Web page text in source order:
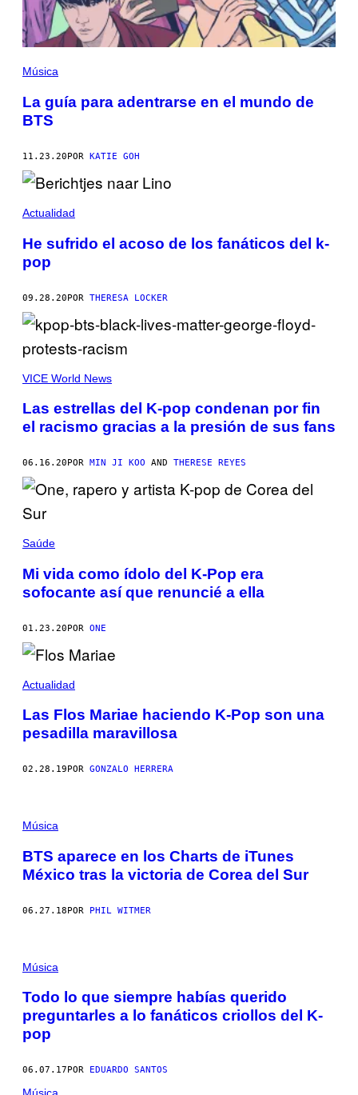
Música
La guía para adentrarse en el mundo de
BTS
11.23.20POR KATIE GOH
Actualidad
He sufrido el acoso de los fanáticos del k-
pop
09.28.20POR THERESA LOCKER
VICE World News
Las estrellas del K-pop condenan por fin
el racismo gracias a la presión de sus fans
06.16.20POR MIN JI KOO AND THERESE REYES
Saúde
Mi vida como ídolo del K-Pop era
sofocante así que renuncié a ella
01.23.20POR ONE
Actualidad
Las Flos Mariae haciendo K-Pop son una
pesadilla maravillosa
02.28.19 POR GONZALO HERRERA
Música
BTS aparece en los Charts de iTunes
México tras la victoria de Corea del Sur
06.27.18POR PHIL WITMER
Música
Todo lo que siempre habías querido
preguntarles a lo fanáticos criollos del K-
pop
06.07.17 POR EDUARDO SANTOS